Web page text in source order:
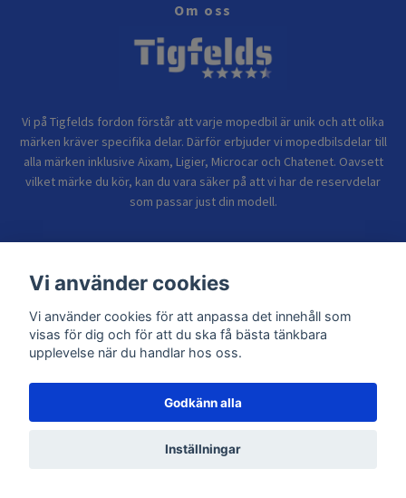
Om oss
Vi på Tigfelds fordon förstår att varje mopedbil är unik och att olika
märken kräver specifika delar. Därför erbjuder vi mopedbilsdelar till
alla märken inklusive Aixam, Ligier, Microcar och Chatenet. Oavsett
vilket märke du kör, kan du vara säker på att vi har de reservdelar
som passar just din modell.
Sidor
© 2026 TIGFELDS FORDON
Vi använder cookies
Vi använder cookies för att anpassa det innehåll som
visas för dig och för att du ska få bästa tänkbara
upplevelse när du handlar hos oss.
Godkänn alla
Inställningar